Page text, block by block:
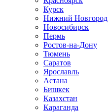
Курск
Нижний Новгород
Новосибирск
Пермь
Ростов-на-Дону
Тюмень
Саратов
Ярославль
Астана
Бишкек
Казахстан
Караганда